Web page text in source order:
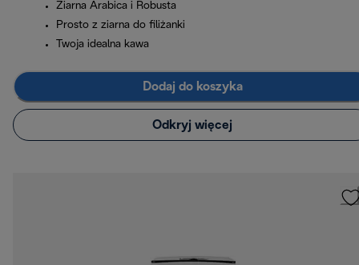
Ziarna Arabica i Robusta
Prosto z ziarna do filiżanki
Twoja idealna kawa
Dodaj do koszyka
Odkryj więcej